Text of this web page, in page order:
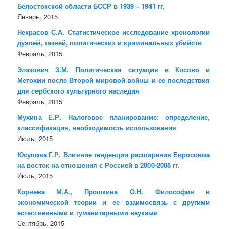
Белостокской области БССР в 1939 – 1941 гг.
Январь, 2015
Некрасов С.А. Статистическое исследование хронологии
дуэлей, казней, политических и криминальных убийств
Февраль, 2015
Элэзович З.М. Политическая ситуация в Косово и
Метохии после Второй мировой войны и ее последствия
для сербского культурного наследия
Февраль, 2015
Мухина Е.Р. Налоговое планирование: определение,
классификация, необходимость использования
Июль, 2015
Юсупова Г.Р. Влияние тенденции расширения Евросоюза
на восток на отношения с Россией в 2000-2008 гг.
Июль, 2015
Корнева М.А., Прошкина О.Н. Философия в
экономической теории и ее взаимосвязь с другими
естественными и гуманитарными науками
Сентябрь, 2015